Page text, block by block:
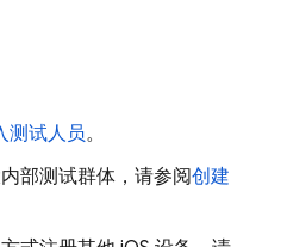
测试人员。
部测试群体，请参阅创建